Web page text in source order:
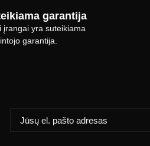
garantija
įrangai yra suteikiama
garantija.